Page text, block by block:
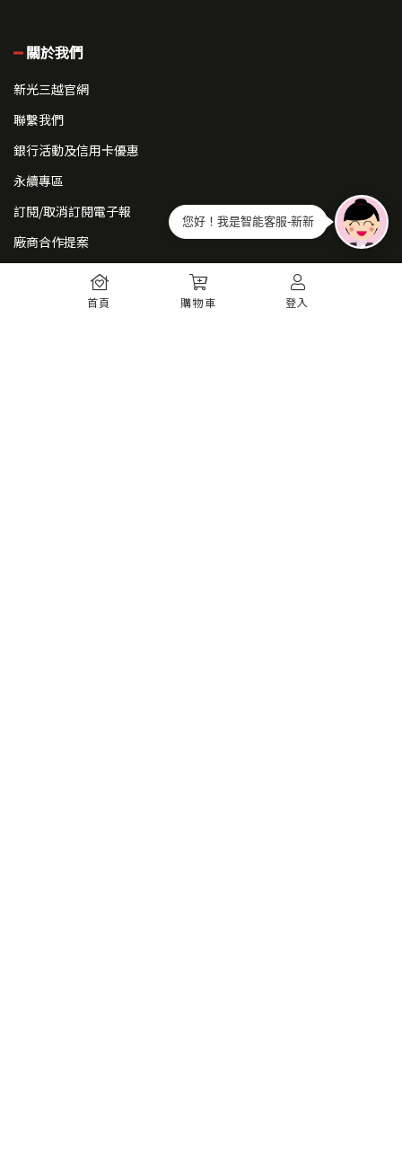
關於我們
新光三越官網
聯繫我們
銀行活動及信用卡優惠
永續專區
訂閱/取消訂閱電子報
廠商合作提案
首頁 購物車 登入
您好！我是智能客服-新新